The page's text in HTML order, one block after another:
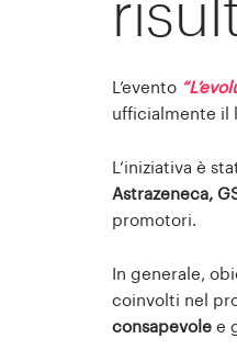
L’evento
ufficialmente il
L’iniziativa è
Astrazeneca,
promotori.
In generale,
coinvolti nel
consapevole e